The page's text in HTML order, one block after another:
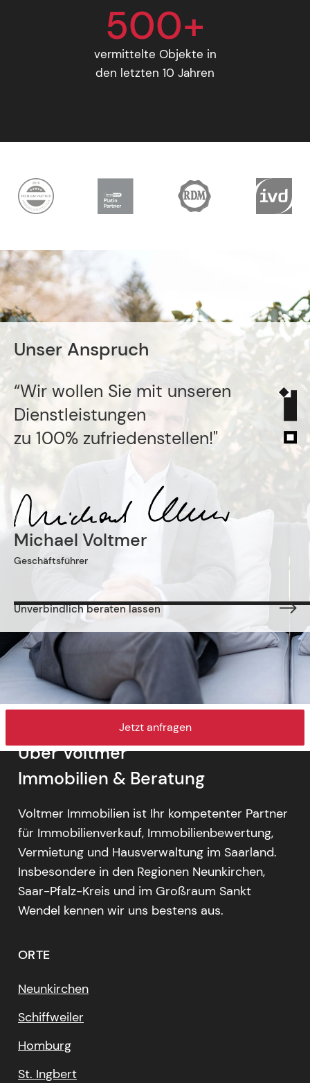
500+
vermittelte Objekte in
den letzten 10 Jahren
Unser Anspruch
“Wir wollen Sie mit unseren
Dienstleistungen
zu 100% zufriedenstellen!"
Michael Voltmer
Geschäftsführer
Unverbindlich beraten lassen
Jetzt anfragen
Über Voltmer
Immobilien & Beratung
Voltmer Immobilien ist Ihr kompetenter Partner
für Immobilienverkauf, Immobilienbewertung,
Vermietung und Hausverwaltung im Saarland.
Insbesondere in den Regionen Neunkirchen,
Saar-Pfalz-Kreis und im Großraum Sankt
Wendel kennen wir uns bestens aus.
ORTE
Neunkirchen
Schiffweiler
Homburg
St. Ingbert